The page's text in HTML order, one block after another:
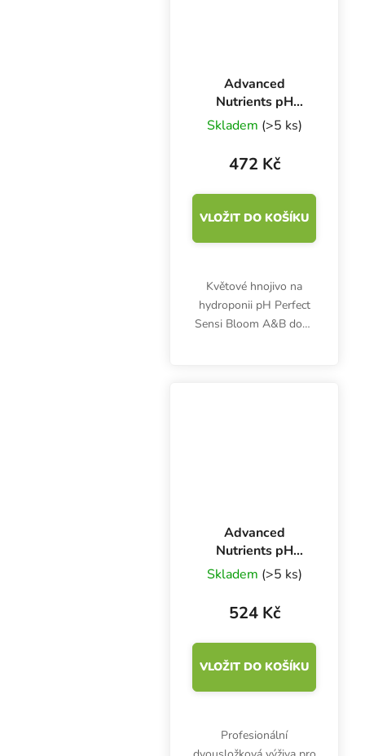
Advanced
Nutrients pH
Perfect Sensi
Bloom A+B 500
ml, základní
hnojivo na květ
Skladem (>5 ks)
472 Kč
VLOŽIT DO KOŠÍKU
Květové hnojivo na
hydroponii pH Perfect
Sensi Bloom A&B dodá
Advanced
Nutrients pH
Perfect
Connoisseur Grow
A+B 500 ml,
základní hnojivo
na růst
Skladem (>5 ks)
524 Kč
VLOŽIT DO KOŠÍKU
Profesionální